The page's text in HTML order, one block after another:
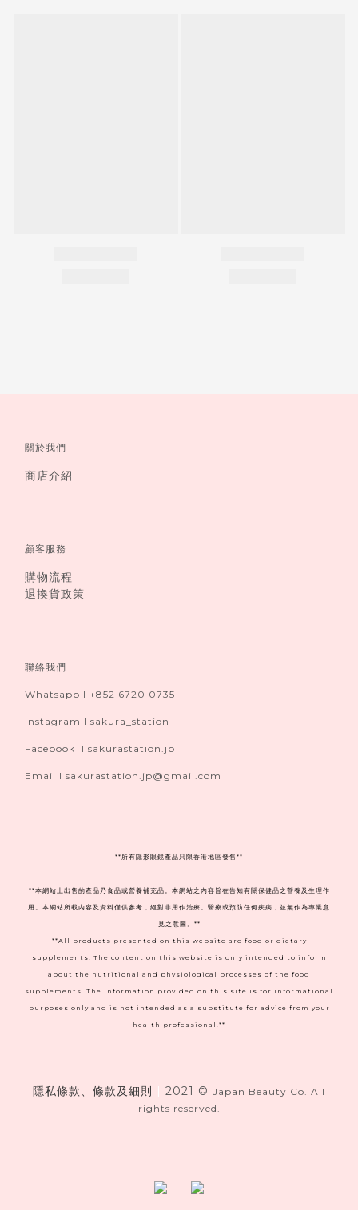
關於我們
商店介紹
顧客服務
購物流程
退換貨政策
聯絡我們
Whatsapp I +852 6720 0735
Instagram I sakura_station
Facebook I sakurastation.jp
Email I sakurastation.jp@gmail.com
** 所有隱形眼鏡產品只限香港地區發售**
**本網站上出售的產品乃食品或營養補充品。本網站之內容旨在告知有關保健品之營養及生理作
用。本網站所載內容及資料僅供參考，絕對非用作治療、醫療或預防任何疾病，並無作為專業意
見之意圖。**
**All products presented on this website are food or dietary
supplements. The content on this website is only intended to inform
about the nutritional and physiological processes of the food
supplements. The information provided on this site is for informational
purposes only and is not intended as a substitute for advice from your
health professional.**
隱私條款、條款及細則 2021 © Japan Beauty Co. All
rights reserved.